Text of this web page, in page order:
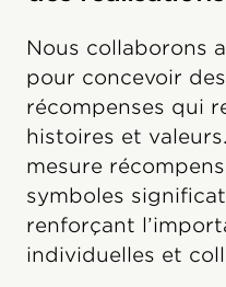
Nous collaborons
pour concevoir
récompenses qui
histoires et
mesure
symboles
renforçant
individuelles et